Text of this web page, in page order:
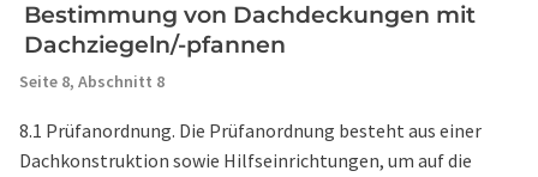
Bestimmung von Dachdeckungen mit
Dachziegeln/-pfannen
Seite 8, Abschnitt 8
8.1 Prüfanordnung. Die Prüfanordnung besteht aus einer
Dachkonstruktion sowie Hilfseinrichtungen, um auf die